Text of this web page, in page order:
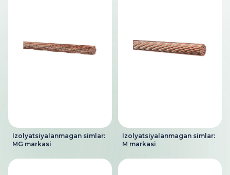
Izolyatsiyalanmagan simlar:
MG markasi
Izolyatsiyalanmagan simlar:
M markasi